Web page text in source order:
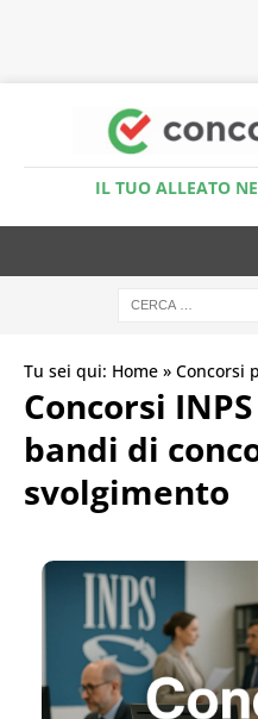
IL TUO ALLEATO
Tu sei qui: Home » Concorsi
Concorsi
bandi di
svolgimento